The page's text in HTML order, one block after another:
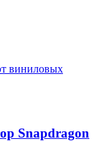
виниловых
Snapdragon